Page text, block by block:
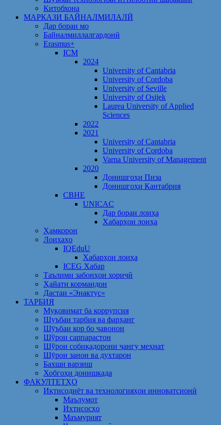
Китобхона
МАРКАЗИ БАЙНАЛМИЛАЛӢ
Дар бораи мо
Байналмиллалгардонӣ
Erasmus+
ICM
2024
University of Cantabria
University of Cordoba
University of Seville
University of Osijek
Laurea University of Applied
Sciences
2022
2021
University of Cantabria
University of Cordoba
Varna University of Management
2020
Донишгоҳи Пиза
Донишгоҳи Кантабрия
CBHE
UNICAC
Дар бораи лоиҳа
Хабарҳои лоиҳа
Ҳамкорон
Лоихаҳо
IQEduU
Хабарҳои лоиҳа
ICEG Хабар
Таълими забонҳои хориҷӣ
Ҳайати кормандон
Дастаи «Энактус»
ТАРБИЯ
Муқовимат ба коррупсия
Шуъбаи тарбия ва фарҳанг
Шӯъбаи кор бо ҷавонон
Шўрои сарпарастон
Шўрои собиқадорони ҷангу меҳнат
Шӯрои занон ва духтарон
Бахши варзиш
Хобгоҳи донишкада
ФАКУЛТЕТҲО
Иқтисодиёт ва технологияҳои инноватсионӣ
Маълумот
Ихтисосҳо
Маъмурият